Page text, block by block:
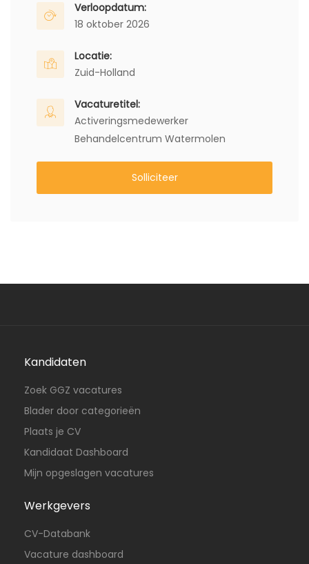
Verloopdatum:
18 oktober 2026
Locatie:
Zuid-Holland
Vacaturetitel:
Activeringsmedewerker
Behandelcentrum Watermolen
Solliciteer
Kandidaten
Zoek GGZ vacatures
Blader door categorieën
Plaats je CV
Kandidaat Dashboard
Mijn opgeslagen vacatures
Werkgevers
CV-Databank
Vacature dashboard